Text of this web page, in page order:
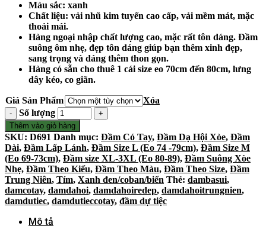
Màu sắc: xanh
Chất liệu: vải nhũ kim tuyến cao cấp, vải mềm mát, mặc
thoải mái.
Hàng ngoại nhập chất lượng cao, mặc rất tôn dáng. Đầm
suông ôm nhẹ, đẹp tôn dáng giúp bạn thêm xinh đẹp,
sang trọng và dáng thêm thon gọn.
Hàng có sẵn cho thuê 1 cái size eo 70cm đến 80cm, lưng
dây kéo, co giãn.
Giá Sản Phẩm
Xóa
Số lượng
Thêm vào giỏ hàng
SKU: D691 Danh mục: Đầm Có Tay, Đầm Dạ Hội Xòe, Đầm
Dài, Đầm Lấp Lánh, Đầm Size L (Eo 74 -79cm), Đầm Size M
(Eo 69-73cm), Đầm size XL-3XL (Eo 80-89), Đầm Suông Xòe
Nhẹ, Đầm Theo Kiểu, Đầm Theo Màu, Đầm Theo Size, Đầm
Trung Niên, Tím, Xanh đen/coban/biển Thẻ: dambasui,
damcotay, damdahoi, damdahoiredep, damdahoitrungnien,
damdutiec, damdutieccotay, đầm dự tiệc
Mô tả